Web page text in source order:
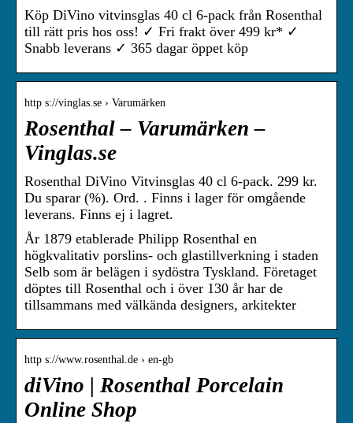
Köp DiVino vitvinsglas 40 cl 6-pack från Rosenthal
till rätt pris hos oss! ✓ Fri frakt över 499 kr* ✓
Snabb leverans ✓ 365 dagar öppet köp
http s://vinglas.se › Varumärken
Rosenthal – Varumärken –
Vinglas.se
Rosenthal DiVino Vitvinsglas 40 cl 6-pack. 299 kr.
Du sparar (%). Ord. . Finns i lager för omgående
leverans. Finns ej i lagret.
År 1879 etablerade Philipp Rosenthal en
högkvalitativ porslins- och glastillverkning i staden
Selb som är belägen i sydöstra Tyskland. Företaget
döptes till Rosenthal och i över 130 år har de
tillsammans med välkända designers, arkitekter
http s://www.rosenthal.de › en-gb
diVino | Rosenthal Porcelain
Online Shop